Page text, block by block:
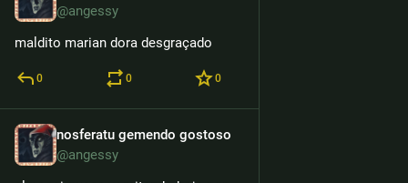
@angessy
maldito marian dora desgraçado
0 0 0
nosferatu gemendo gostoso
@angessy